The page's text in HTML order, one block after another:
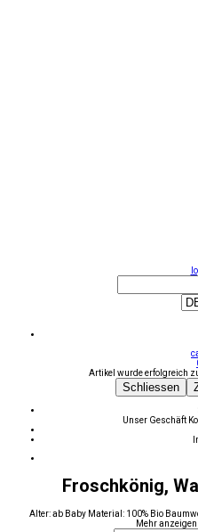
Artikel wurde erfolgreich
Schliessen
Unser Geschäft
Froschkönig,
Alter: ab Baby Material: 100% Bio
Mehr anzeigen